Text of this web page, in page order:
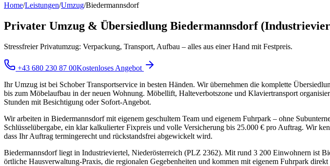
Home/Leistungen/Umzug/Biedermannsdorf
Privater Umzug & Übersiedlung Biedermannsdorf
Stressfreier Privatumzug: Verpackung, Transport, Aufbau – alles aus einer Hand mit Festpreis.
+43 680 230 87 00Kostenloses Angebot
Ihr Umzug ist bei Schober Transportservice in besten Händen. Wir übernehmen die komplette
bis zum Möbelaufbau in der neuen Wohnung. Möbellift, Halteverbotszone und Klaviertransport
Stunden mit Besichtigung oder Sofort-Angebot.
Wir arbeiten in Biedermannsdorf mit eigenem geschultem Team und eigenem Fuhrpark – ohne
Schlüsselübergabe, ein klar kalkulierter Fixpreis und volle Versicherung bis 25.000 € pro Auftrag. Wir
dass Ihr Auftrag termingerecht und rückstandsfrei abgewickelt wird.
Biedermannsdorf liegt in Industrieviertel, Niederösterreich (PLZ 2362). Mit rund 3 200 Einwohnern ist
örtliche Hausverwaltung-Praxis, die regionalen Gegebenheiten und kommen mit eigenem Fuhrpark